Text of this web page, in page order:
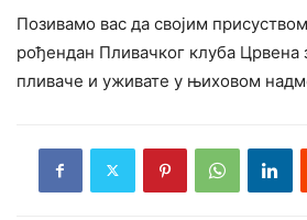
Позивамо вас да својим
рођендан Пливачког клуба Црвена
пливаче и уживате у њиховом